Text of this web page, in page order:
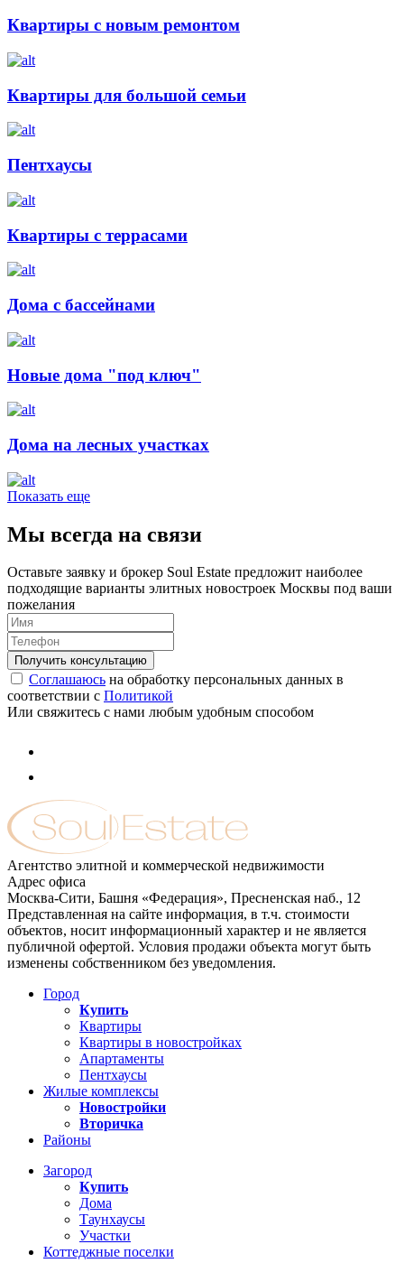
Квартиры с новым ремонтом
Квартиры для большой семьи
Пентхаусы
Квартиры с террасами
Дома с бассейнами
Новые дома "под ключ"
Дома на лесных участках
Показать еще
Мы всегда на связи
Оставьте заявку и брокер Soul Estate предложит наиболее
подходящие варианты элитных новостроек Москвы под ваши
пожелания
Соглашаюсь на обработку персональных данных в
соответствии с Политикой
Или свяжитесь с нами любым удобным способом
Агентство элитной и коммерческой недвижимости
Адрес офиса
Москва-Сити, Башня «Федерация», Пресненская наб., 12
Представленная на сайте информация, в т.ч. стоимости
объектов, носит информационный характер и не является
публичной офертой. Условия продажи объекта могут быть
изменены собственником без уведомления.
Город
Купить
Квартиры
Квартиры в новостройках
Апартаменты
Пентхаусы
Жилые комплексы
Новостройки
Вторичка
Районы
Загород
Купить
Дома
Таунхаусы
Участки
Коттеджные поселки